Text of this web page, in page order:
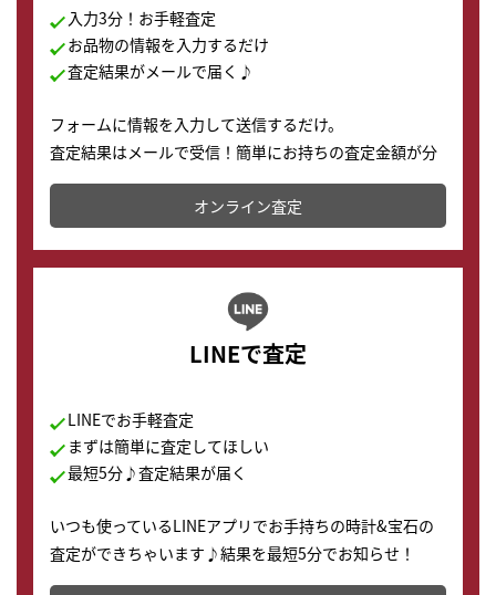
入力3分！お手軽査定
お品物の情報を入力するだけ
査定結果がメールで届く♪
フォームに情報を入力して送信するだけ。
査定結果はメールで受信！簡単にお持ちの査定金額が分
かります。
オンライン査定
LINEで査定
LINEでお手軽査定
まずは簡単に査定してほしい
最短5分♪査定結果が届く
いつも使っているLINEアプリでお手持ちの時計&宝石の
査定ができちゃいます♪結果を最短5分でお知らせ！
どこからでもすぐに査定金額を知ることが出来ます。